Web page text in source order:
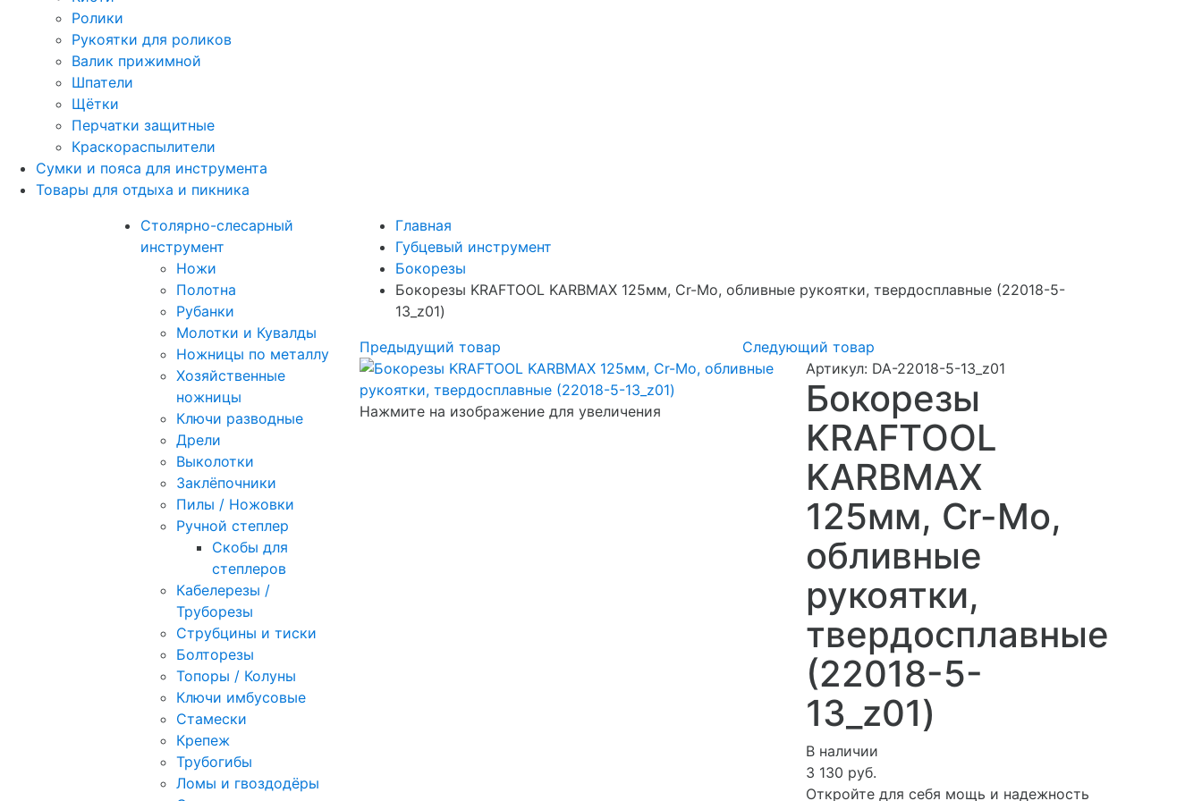
Ролики
Рукоятки для роликов
Валик прижимной
Шпатели
Щётки
Перчатки защитные
Краскораспылители
Сумки и пояса для инструмента
Товары для отдыха и пикника
Столярно-слесарный
инструмент
Ножи
Полотна
Рубанки
Молотки и Кувалды
Ножницы по металлу
Хозяйственные
ножницы
Ключи разводные
Дрели
Выколотки
Заклёпочники
Пилы / Ножовки
Ручной степлер
Скобы для
степлеров
Кабелерезы /
Труборезы
Струбцины и тиски
Болторезы
Топоры / Колуны
Ключи имбусовые
Стамески
Крепеж
Трубогибы
Ломы и гвоздодёры
Главная
Губцевый инструмент
Бокорезы
Бокорезы KRAFTOOL KARBMAX 125мм, Cr-Mo, обливные рукоятки, твердосплавные (22018-5-
13_z01)
Предыдущий товар
Следующий товар
Нажмите на изображение для увеличения
Артикул: DA-22018-5-13_z01
Бокорезы
KRAFTOOL
KARBMAX
125мм, Cr-Mo,
обливные
рукоятки,
твердосплавные
(22018-5-
13_z01)
В наличии
3 130 руб.
Откройте для себя мощь и надежность